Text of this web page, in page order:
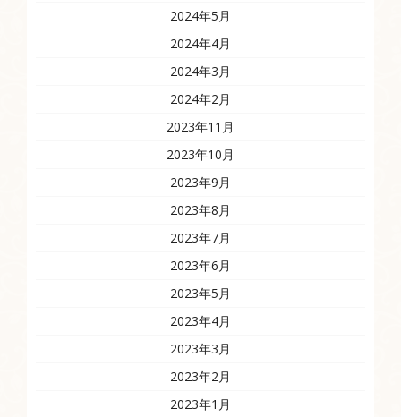
2024年5月
2024年4月
2024年3月
2024年2月
2023年11月
2023年10月
2023年9月
2023年8月
2023年7月
2023年6月
2023年5月
2023年4月
2023年3月
2023年2月
2023年1月